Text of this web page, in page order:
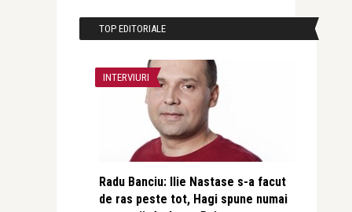
TOP EDITORIALE
INTERVIURI
Radu Banciu: Ilie Nastase s-a facut
de ras peste tot, Hagi spune numai